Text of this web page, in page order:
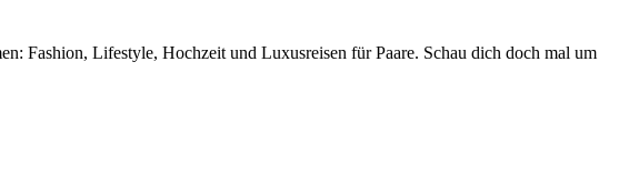
Fashion, Lifestyle, Hochzeit und Luxusreisen für Paare. Schau dich doch mal um